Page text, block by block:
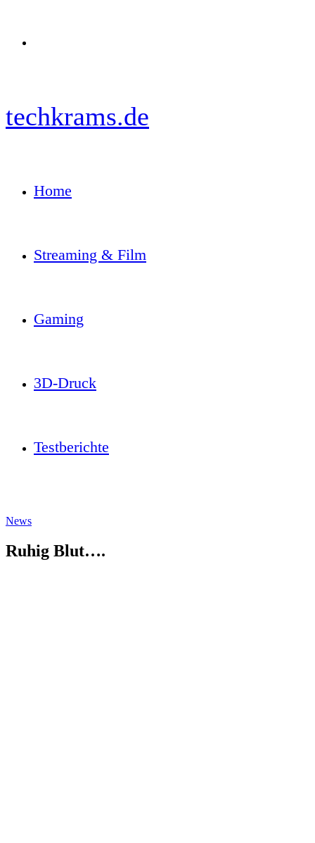
techkrams.de
Home
Streaming & Film
Gaming
3D-Druck
Testberichte
News
Ruhig Blut….